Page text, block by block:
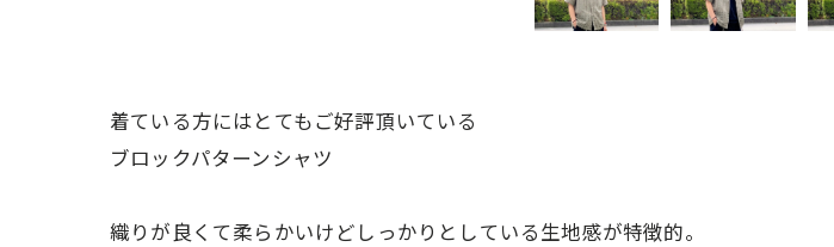
着ている方にはとてもご好評頂いている
ブロックパターンシャツ
織りが良くて柔らかいけどしっかりとしている生地感が特徴的。